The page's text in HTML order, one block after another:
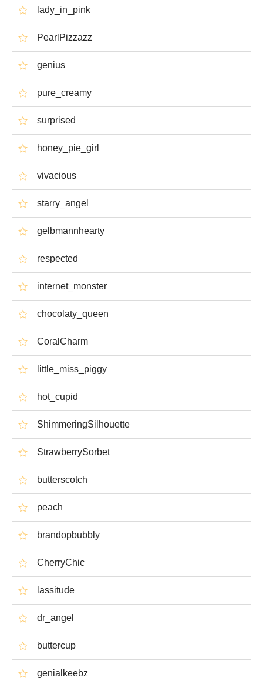
lady_in_pink
PearlPizzazz
genius
pure_creamy
surprised
honey_pie_girl
vivacious
starry_angel
gelbmannhearty
respected
internet_monster
chocolaty_queen
CoralCharm
little_miss_piggy
hot_cupid
ShimmeringSilhouette
StrawberrySorbet
butterscotch
peach
brandopbubbly
CherryChic
lassitude
dr_angel
buttercup
genialkeebz